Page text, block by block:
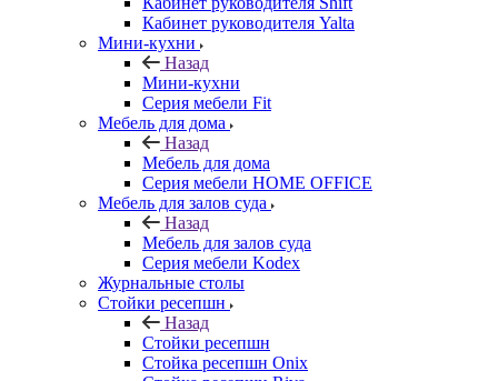
Кабинет руководителя Yalta
Мини-кухни
Назад
Мини-кухни
Серия мебели Fit
Мебель для дома
Назад
Мебель для дома
Серия мебели HOME OFFICE
Мебель для залов суда
Назад
Мебель для залов суда
Серия мебели Kodex
Журнальные столы
Стойки ресепшн
Назад
Стойки ресепшн
Стойка ресепшн Onix